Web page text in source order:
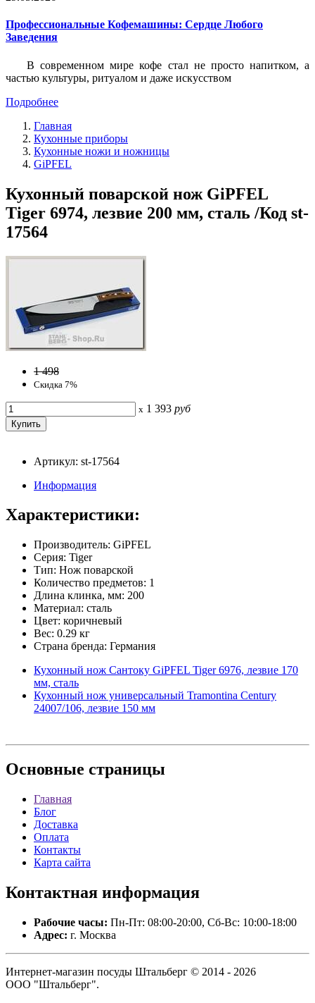
Профессиональные Кофемашины: Сердце Любого
Заведения
В современном мире кофе стал не просто напитком, а
частью культуры, ритуалом и даже искусством
Подробнее
Главная
Кухонные приборы
Кухонные ножи и ножницы
GiPFEL
Кухонный поварской нож GiPFEL
Tiger 6974, лезвие 200 мм, сталь /Код st-
17564
1 498
Скидка 7%
x 1 393 руб
Артикул: st-17564
Информация
Характеристики:
Производитель: GiPFEL
Серия: Tiger
Тип: Нож поварской
Количество предметов: 1
Длина клинка, мм: 200
Материал: сталь
Цвет: коричневый
Вес: 0.29 кг
Страна бренда: Германия
Кухонный нож Сантоку GiPFEL Tiger 6976, лезвие 170
мм, сталь
Кухонный нож универсальный Tramontina Century
24007/106, лезвие 150 мм
Основные страницы
Главная
Блог
Доставка
Оплата
Контакты
Карта сайта
Контактная информация
Рабочие часы: Пн-Пт: 08:00-20:00, Сб-Вс: 10:00-18:00
Адрес: г. Москва
Интернет-магазин посуды Штальберг © 2014 - 2026
ООО "Штальберг".